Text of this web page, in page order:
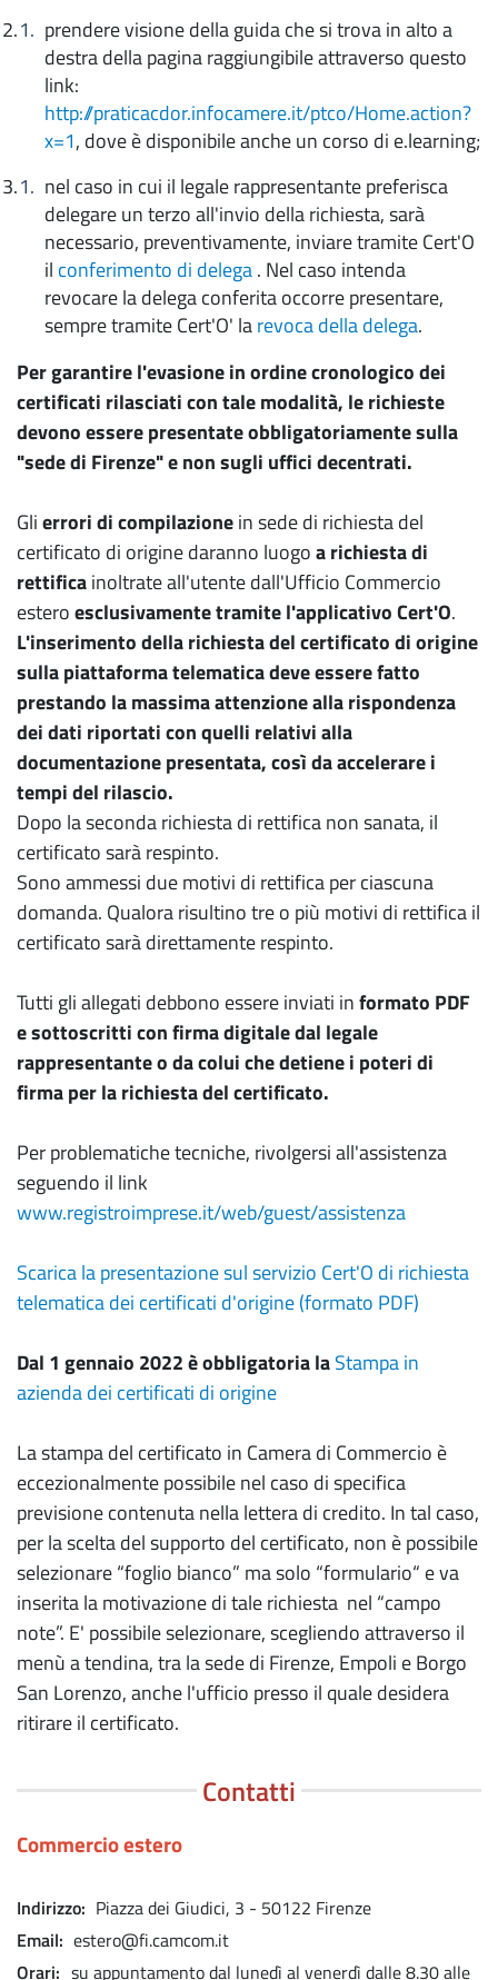
prendere visione della guida che si trova in alto a
destra della pagina raggiungibile attraverso questo
link:
http://praticacdor.infocamere.it/ptco/Home.action?
x=1, dove è disponibile anche un corso di e.learning;
nel caso in cui il legale rappresentante preferisca
delegare un terzo all'invio della richiesta, sarà
necessario, preventivamente, inviare tramite Cert'O
il conferimento di delega. Nel caso intenda
revocare la delega conferita occorre presentare,
sempre tramite Cert'O' larevoca della delega.
Per garantire l'evasione in ordine cronologico dei
certificati rilasciati con tale modalità, le richieste
devono essere presentate obbligatoriamente sulla
"sede di Firenze" e non sugli uffici decentrati.
Glierrori di compilazionein sede di richiesta del
certificato di origine daranno luogoa richiesta di
rettificainoltrate all'utente dall'Ufficio Commercio
esteroesclusivamente tramite l'applicativo Cert'O.
L'inserimento della richiesta del certificato di origine
sulla piattaforma telematica deve essere fatto
prestando la massima attenzione alla rispondenza
dei dati riportati con quelli relativi alla
documentazione presentata, così da accelerare i
tempi del rilascio.
Dopo la seconda richiesta di rettifica non sanata, il
certificato sarà respinto.
Sono ammessi due motivi di rettifica per ciascuna
domanda. Qualora risultino tre o più motivi di rettifica il
certificato sarà direttamente respinto.
Tutti gli allegati debbono essere inviati informato PDF
e sottoscritti con firma digitale dal legale
rappresentante o da colui che detiene i poteri di
firma per la richiesta del certificato.
Per problematiche tecniche, rivolgersi all'assistenza
seguendo il link
www.registroimprese.it/web/guest/assistenza
Scarica la presentazione sul servizio Cert'O di richiesta
telematica dei certificati d'origine (formato PDF)
Dal 1 gennaio 2022 è obbligatoria laStampa in
azienda dei certificati di origine
La stampa del certificato in Camera di Commercio è
eccezionalmente possibile nel caso di specifica
previsione contenuta nella lettera di credito. In tal caso,
per la scelta del supporto del certificato, non è possibile
selezionare “foglio bianco” ma solo “formulario“ e va
inserita la motivazione di tale richiesta nel “campo
note”. E' possibile selezionare, scegliendo attraverso il
menù a tendina, tra la sede di Firenze, Empoli e Borgo
San Lorenzo, anche l'ufficio presso il quale desidera
ritirare il certificato.
Contatti
Commercio estero
Indirizzo Piazza dei Giudici, 3 - 50122 Firenze
Email estero@fi.camcom.it
Orari
su appuntamento dal lunedì al venerdì dalle 8.30 alle